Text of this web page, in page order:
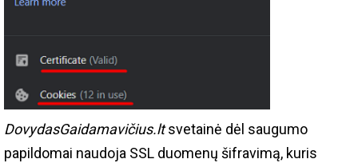
DovydasGaidamavičius.ltsvetainė dėl saugumo
papildomai naudoja SSL duomenų šifravimą, kuris